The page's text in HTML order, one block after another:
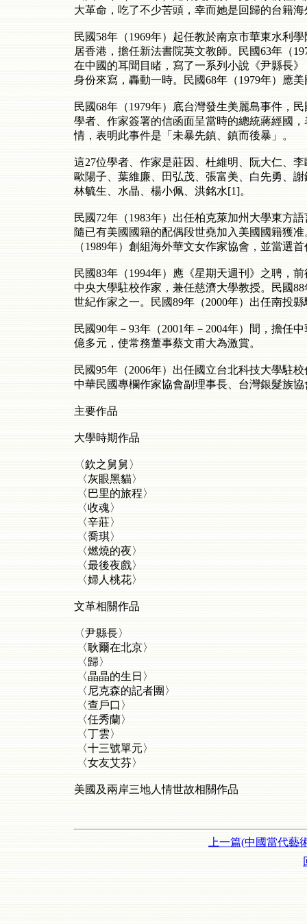
大革命，吃了不少苦頭，幸而她是回歸的台籍
民國58年（1969年）起任教於南京市華東水利
居香港，擔任新法書院英文教師。民國63年（
在中國的耳聞目睹，寫了一系列小說《尹縣長
身份來寫，轟動一時。民國68年（1979年）應
民國68年（1979年）底台灣發生美麗島事件，
學者、作家簽署的信函面呈當時的總統蔣經國
情，表明此事件是「未暴先鎮、鎮而後暴」。
這27位學者、作家是莊因、杜維明、阮大仁、
歐陽子、葉維廉、田弘茂、張富美、白先勇、
林毓生、水晶、楊小佩、洪銘水[1]。
民國72年（1983年）出任柏克萊加州大學東方
隨已有美國國籍的配偶段世堯加入美國國籍獲
（1989年）創組海外華文女作家協會，並當選
民國83年（1994年）應《星期天週刊》之聘，
中央大學駐校作家，兼任慈濟大學教授。民國
世紀作家之一。民國89年（2000年）出任南投
民國90年－93年（2001年－2004年）間，擔任
億多元，使常務董事蔡文甫大為激賞。
民國95年（2006年）出任國立台北科技大學駐
中華民國專欄作家協會副理事長、台灣銀髮族
主要作品
大學時期作品
〈欽之舅舅〉
〈灰眼黑貓〉
〈巴里的旅程〉
〈收魂〉
〈辛莊〉
〈喬琪〉
〈燃燒的夜〉
〈最後夜戲〉
〈婦人桃花〉
文革相關作品
〈尹縣長〉
〈耿爾在北京〉
〈歸〉
〈晶晶的生日〉
〈尼克森的記者團〉
〈查戶口〉
〈任秀蘭〉
〈丁雲〉
〈十三號單元〉
〈女友艾芬〉
美國及兩岸三地人情世故相關作品
上一篇(中國當代藝